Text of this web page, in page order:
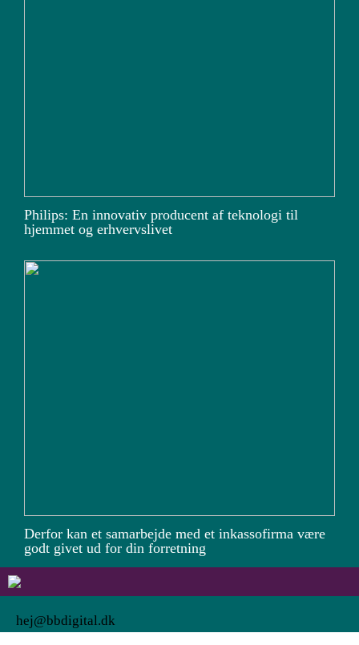
Philips: En innovativ producent af teknologi til
hjemmet og erhvervslivet
Derfor kan et samarbejde med et inkassofirma være
godt givet ud for din forretning
hej@bbdigital.dk